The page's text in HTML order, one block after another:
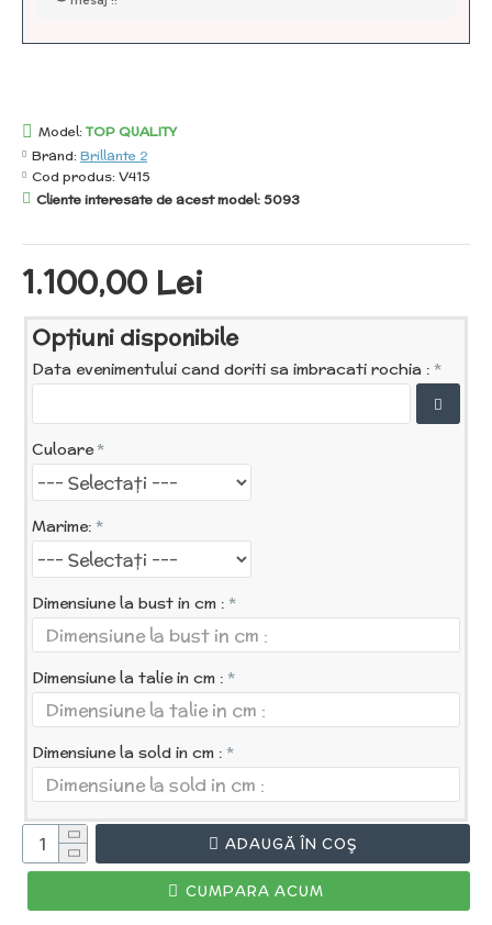
1.100,00 Lei
Model:TOP QUALITY
Brand:Brillante 2
Cod produs:V415
Cliente interesate de acest model: 5093
Opţiuni disponibile
Data evenimentului cand doriti sa imbracati rochia :
Culoare
Marime:
Dimensiune la bust in cm :
Dimensiune la talie in cm :
Dimensiune la sold in cm :
ADAUGĂ ÎN COŞ
CUMPARA ACUM